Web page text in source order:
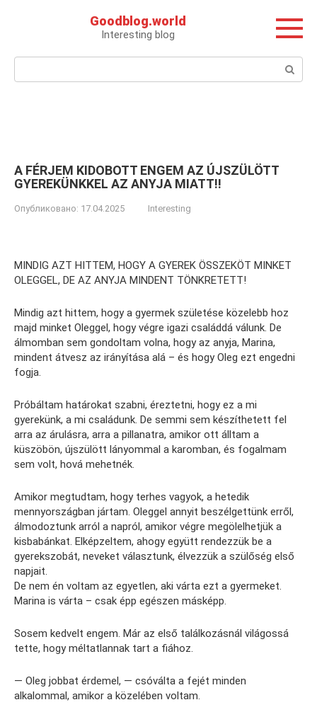
Goodblog.world
Interesting blog
Поиск:
A FÉRJEM KIDOBOTT ENGEM AZ ÚJSZÜLÖTT
GYEREKÜNKKEL AZ ANYJA MIATT!!
Опубликовано: 17.04.2025 Interesting
MINDIG AZT HITTEM, HOGY A GYEREK ÖSSZEKÖT MINKET
OLEGGEL, DE AZ ANYJA MINDENT TÖNKRETETT!
Mindig azt hittem, hogy a gyermek születése közelebb hoz
majd minket Oleggel, hogy végre igazi családdá válunk. De
álmomban sem gondoltam volna, hogy az anyja, Marina,
mindent átvesz az irányítása alá – és hogy Oleg ezt engedni
fogja.
Próbáltam határokat szabni, éreztetni, hogy ez a mi
gyerekünk, a mi családunk. De semmi sem készíthetett fel
arra az árulásra, arra a pillanatra, amikor ott álltam a
küszöbön, újszülött lányommal a karomban, és fogalmam
sem volt, hová mehetnék.
Amikor megtudtam, hogy terhes vagyok, a hetedik
mennyországban jártam. Oleggel annyit beszélgettünk erről,
álmodoztunk arról a napról, amikor végre megölelhetjük a
kisbabánkat. Elképzeltem, ahogy együtt rendezzük be a
gyerekszobát, neveket választunk, élvezzük a szülőség első
napjait.
De nem én voltam az egyetlen, aki várta ezt a gyermeket.
Marina is várta – csak épp egészen másképp.
Sosem kedvelt engem. Már az első találkozásnál világossá
tette, hogy méltatlannak tart a fiához.
— Oleg jobbat érdemel, — csóválta a fejét minden
alkalommal, amikor a közelében voltam.